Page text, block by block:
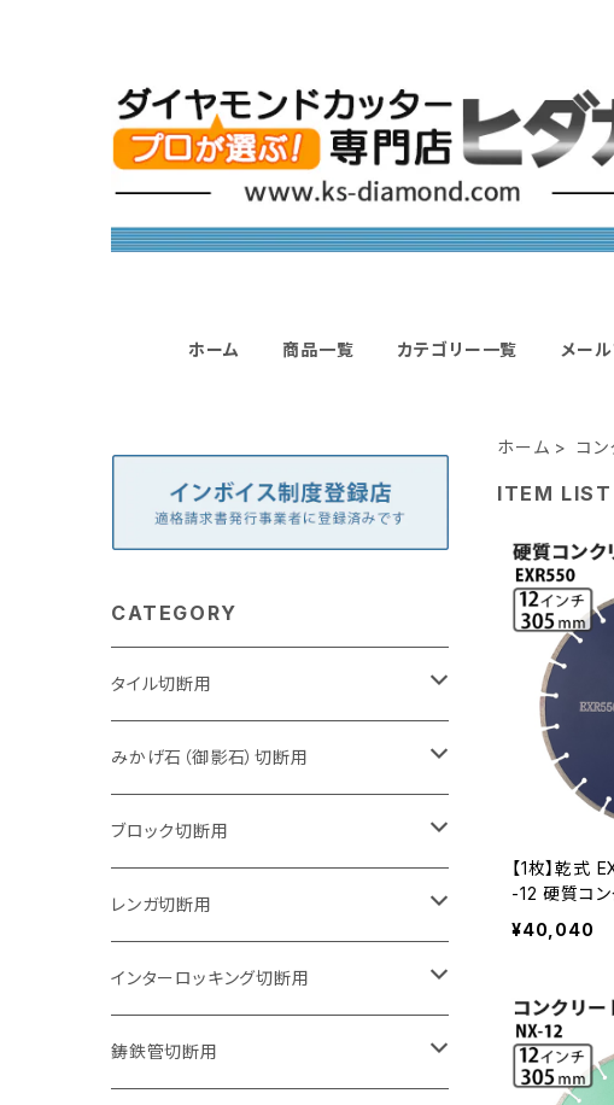
ホーム 商品一覧 カテゴリー一覧 メー
ホーム コン
ITEM LIST
【1枚】乾式
-12 硬質コン
断 ダイヤモ
レード
¥40,040
CATEGORY
タイル切断用
105mm（4インチ）
125mm（5インチ）
グラインダー取付用
石井超硬電動切断機 取付用
みかげ石（御影石）切断用
105mm（4インチ）
セグメントタイプ
セグメントタイプ（ビス穴付き
125mm（5インチ）
セグメントタイプ
セグメントタイプ（ビス穴付き
150mm（6インチ）
セグメントタイプ
180mm（7インチ）
ブロック切断用
105mm（4インチ）
セグメントタイプ
ウェーブタイプ
125mm（5インチ）
セグメントタイプ
150mm（6インチ）
レンガ切断用
105mm（4インチ）
セグメントタイプ
125mm（5インチ）
インターロッキング切断用
105mm（4インチ）
鋳鉄管切断用